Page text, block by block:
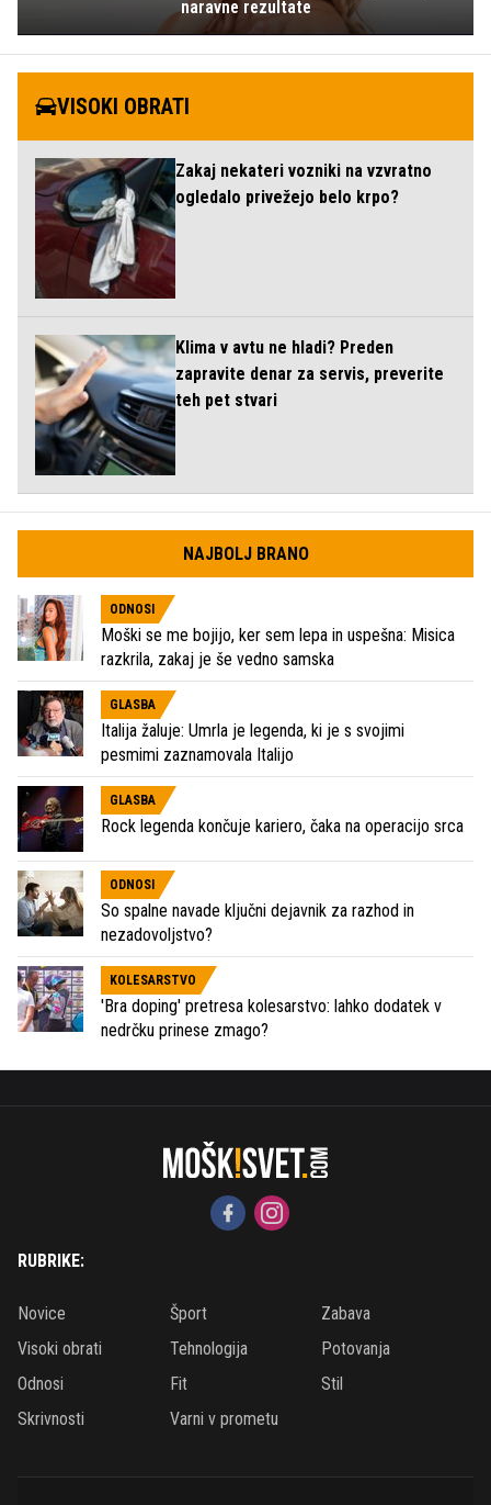
naravne rezultate
VISOKI OBRATI
Zakaj nekateri vozniki na vzvratno
ogledalo privežejo belo krpo?
Klima v avtu ne hladi? Preden
zapravite denar za servis, preverite
teh pet stvari
NAJBOLJ BRANO
ODNOSI
Moški se me bojijo, ker sem lepa in uspešna: Misica
razkrila, zakaj je še vedno samska
GLASBA
Italija žaluje: Umrla je legenda, ki je s svojimi
pesmimi zaznamovala Italijo
GLASBA
Rock legenda končuje kariero, čaka na operacijo srca
ODNOSI
So spalne navade ključni dejavnik za razhod in
nezadovoljstvo?
KOLESARSTVO
'Bra doping' pretresa kolesarstvo: lahko dodatek v
nedrčku prinese zmago?
RUBRIKE:
Novice Šport
Zabava
Visoki obrati
Tehnologija
Potovanja
Odnosi
Fit
Stil
Skrivnosti
Varni v prometu